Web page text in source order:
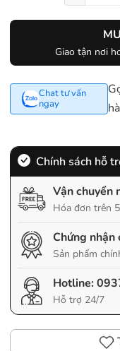
Giao tận nơi
Chat tư vấn
ngay
Chính sách hỗ
Vận chuyển
Hóa đơn trên
Chứng nhận
Sản phẩm
Hotline:
Hỗ trợ 24/7